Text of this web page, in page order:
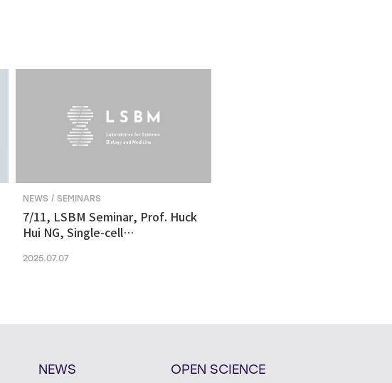
NEWS / SEMINARS
7/11, LSBM Seminar, Prof. Huck
Hui NG, Single-cell
molecular vulnerability in human
2025.07.07
NEWS OPEN SCIENCE